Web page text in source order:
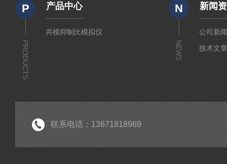
P
PRODUCTS
产品中心
共模抑制比模拟仪
N
NEWS
新闻
公司新
技术文
联系电话：13671818969